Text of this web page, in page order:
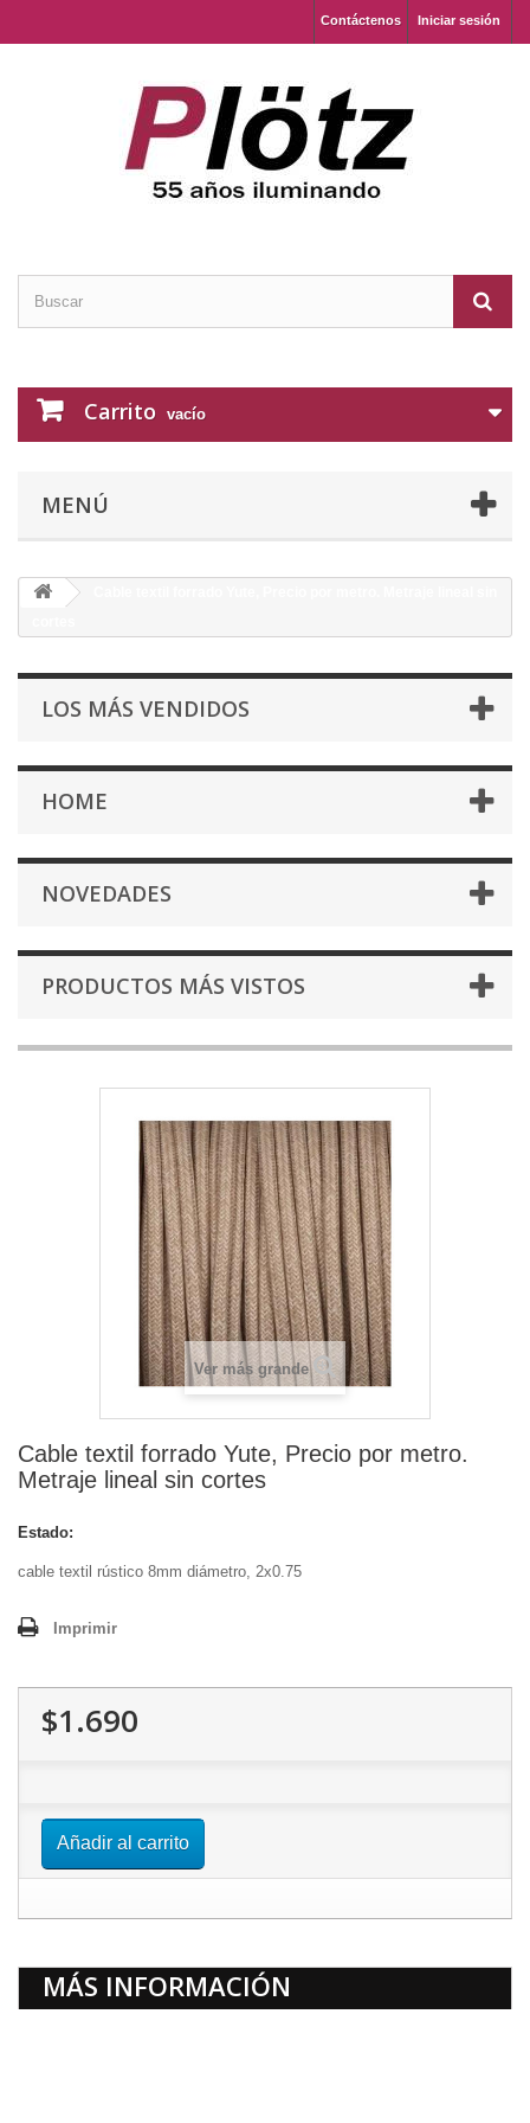
Iniciar sesión
Contáctenos
Carrito vacío
MENÚ
LOS MÁS VENDIDOS
HOME
NOVEDADES
PRODUCTOS MÁS VISTOS
Ver más grande
Cable textil forrado Yute, Precio por metro.
Metraje lineal sin cortes
Estado:
cable textil rústico 8mm diámetro, 2x0.75
Imprimir
$1.690
Añadir al carrito
MÁS INFORMACIÓN